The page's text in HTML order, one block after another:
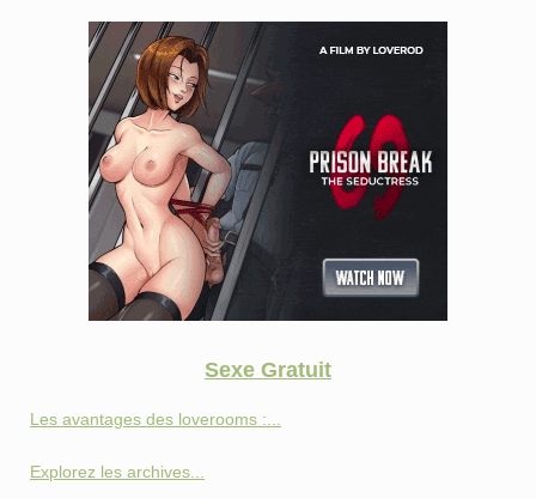
Sexe Gratuit
Les avantages des loverooms :...
Explorez les archives...